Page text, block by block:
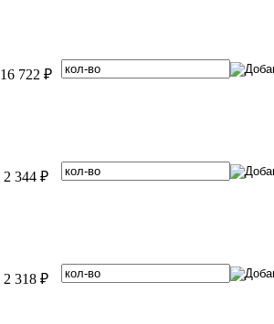
16 722 ₽
2 344 ₽
2 318 ₽